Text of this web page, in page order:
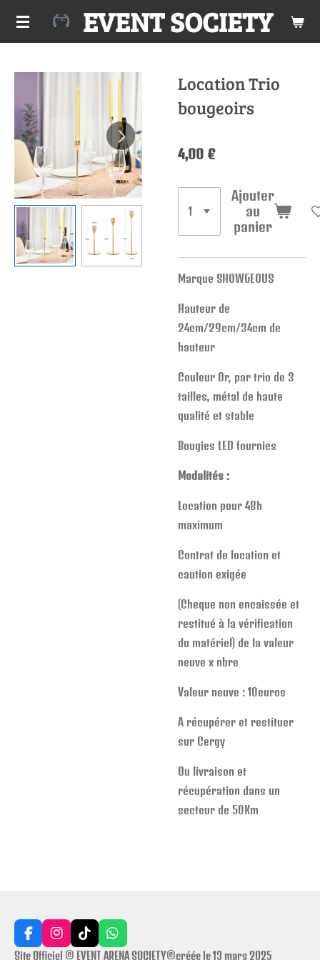
Passer
principal
EVENT SOCIETY
Location Trio
bougeoirs
4,00 €
Ajouter
au
panier
Marque SHOWGEOUS
Hauteur de
24cm/29cm/34cm de
hauteur
Couleur Or, par trio de 3
tailles, métal de haute
qualité et stable
Bougies LED fournies
Modalités :
Location pour 48h
maximum
Contrat de location et
caution exigée
(Cheque non encaissée et
restitué à la vérification
du matériel) de la valeur
neuve x nbre
Valeur neuve : 10euros
A récupérer et restituer
sur Cergy
Ou livraison et
récupération dans un
secteur de 50Km
F
a
I
n
T
i
W
h
Site Officiel © EVENT ARENA SOCIETY©créée le 13 mars 2025